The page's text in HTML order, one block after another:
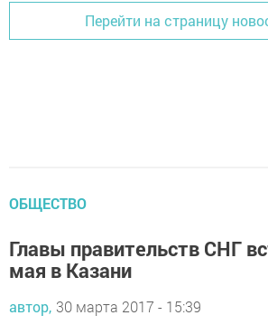
Перейти на страницу
ОБЩЕСТВО
Главы правительств СНГ
мая в Казани
автор, 30 марта 2017 - 15:39